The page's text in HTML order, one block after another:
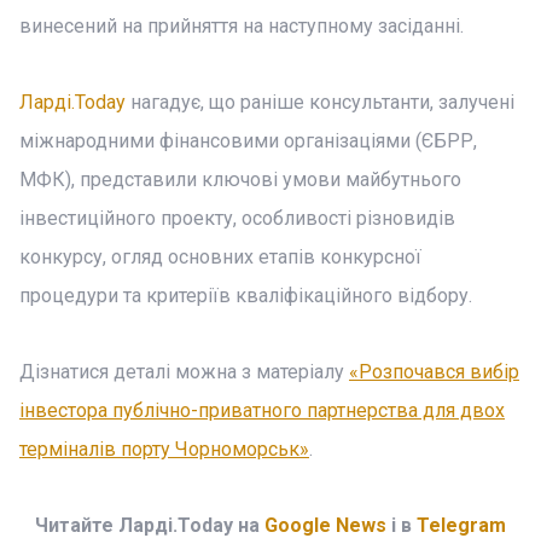
винесений на прийняття на наступному засіданні.
Ларді.Today нагадує, що раніше консультанти, залучені
міжнародними фінансовими організаціями (ЄБРР,
МФК), представили ключові умови майбутнього
інвестиційного проекту, особливості різновидів
конкурсу, огляд основних етапів конкурсної
процедури та критеріїв кваліфікаційного відбору.
Дізнатися деталі можна з матеріалу «Розпочався вибір
інвестора публічно-приватного партнерства для двох
терміналів порту Чорноморськ».
Читайте Ларді.Today на Google News і в Telegram